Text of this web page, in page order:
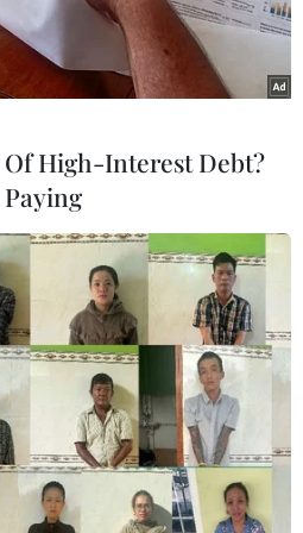
lập kiêm Giám đốc điều hành
(Nguồn: Ary News)
thức buộc tội ông Pavel
kiêm Giám đốc điều hành
vi phạm liên quan ứng
Durov được tự do đi lại
xuất cảnh.
High-Interest Debt?
Paying